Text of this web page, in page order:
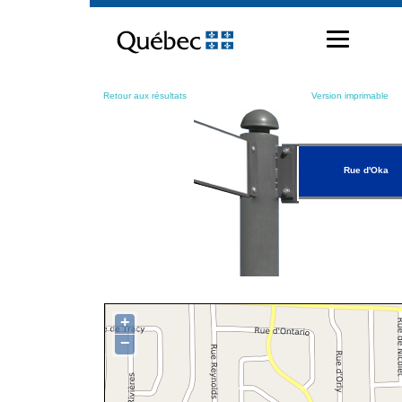
contenu
Retour aux résultats Version imprimable
Rue d'Oka
+
−